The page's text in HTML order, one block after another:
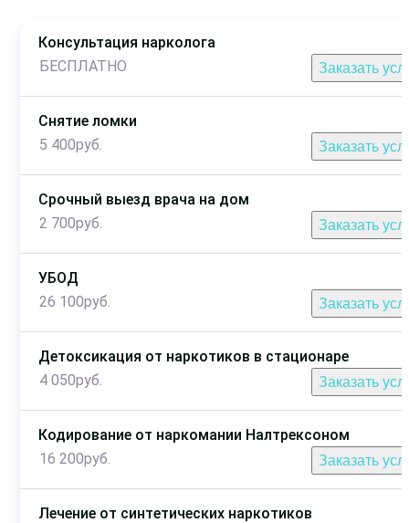
Консультация нарколога
БЕСПЛАТНО
Заказать
Снятие ломки
5 400руб.
Заказать
Срочный выезд врача на дом
2 700руб.
Заказать
УБОД
26 100руб.
Заказать
Детоксикация от наркотиков в стационаре
4 050руб.
Заказать
Кодирование от наркомании Налтрексоном
16 200руб.
Заказать
Лечение от синтетических наркотиков